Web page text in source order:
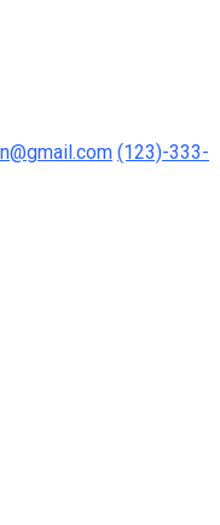
(123)-333-